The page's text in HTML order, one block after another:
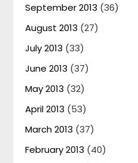
September 2013 (36)
August 2013 (27)
July 2013 (33)
June 2013 (37)
May 2013 (32)
April 2013 (53)
March 2013 (37)
February 2013 (40)